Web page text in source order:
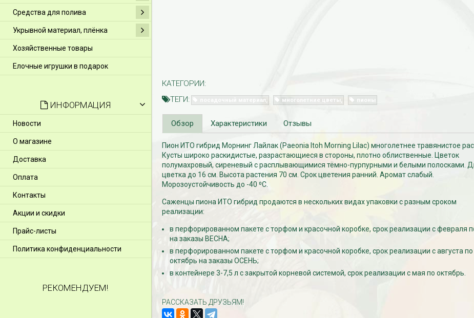
Средства для полива
Укрывной материал, плёнка
Хозяйственные товары
Елочные игрушки в подарок
ИНФОРМАЦИЯ
Новости
О магазине
Доставка
Оплата
Контакты
Акции и скидки
Прайс-листы
Политика конфиденциальности
РЕКОМЕНДУЕМ!
КАТЕГОРИИ:
ТЕГИ:
посадочный материал многолетние цветы пионы
Обзор Характеристики Отзывы
Пион ИТО гибрид Морнинг Лайлак (Paeonia Itoh Morning Lilac) многолетнее травянистое
Кусты широко раскидистые, разрастающиеся в стороны, плотно облиственные. Цветок
полумахровый, сиреневый с расплывающимися тёмно-пурпурными и белыми полосками.
цветка до 16 см. Высота растения 70 см. Срок цветения ранний. Аромат слабый.
Морозоустойчивость до -40 ⁰С.
Саженцы пиона ИТО гибрид продаются в нескольких видах упаковки с разным сроком
реализации:
в перфорированном пакете с торфом и красочной коробке, срок реализации с февраля
на заказы ВЕСНА;
в перфорированном пакете с торфом и красочной коробке, срок реализации с августа по
октябрь на заказы ОСЕНЬ;
в контейнере 3-7,5 л с закрытой корневой системой, срок реализации с мая по октябрь.
РАССКАЗАТЬ ДРУЗЬЯМ!